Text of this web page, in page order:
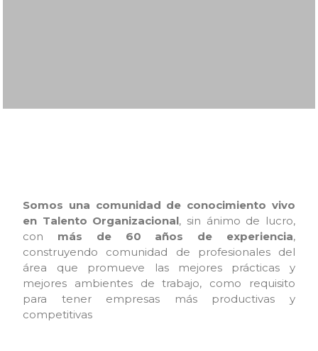
Somos una comunidad de conocimiento vivo
en Talento Organizacional, sin ánimo de lucro,
con más de 60 años de experiencia,
construyendo comunidad de profesionales del
área que promueve las mejores prácticas y
mejores ambientes de trabajo, como requisito
para tener empresas más productivas y
competitivas